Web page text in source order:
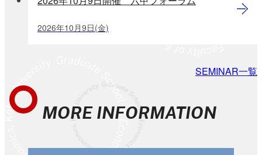
2026年10 月9日(金)
SEMINAR一覧
MORE INFORMATION